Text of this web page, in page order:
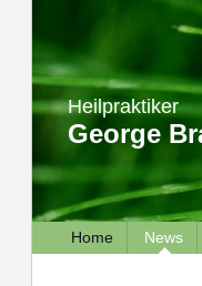
Heilpraktiker
George
Home News